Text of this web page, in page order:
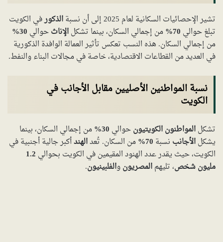
تشير الإحصائيات السكانية لعام 2025 إلى أن نسبة الذكورفي الكويت
تبلغ حوالي 70% من إجمالي السكان، بينما تشكلالإناثحوالي 30%
من إجمالي السكان. هذه النسب تعكس تأثير العمالة الوافدة الذكورية
في العديد من القطاعات الاقتصادية، خاصة في مجالات البناء والنفط.
نسبة المواطنين الأصليين مقابل الأجانب في
الكويت
تشكلالمواطنون الكويتيونحوالي 30%
من إجمالي السكان، بينما
يشكلالأجانب نسبة 70% من السكان. تُعدالهندأكبر جالية أجنبية في
الكويت، حيث يقدر عدد الهنود المقيمين في الكويت بحوالي 1.2
مليون شخص، تليهمالمصريونوالفلبينيون.